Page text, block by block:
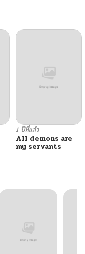
1 ปีที่แล้ว
All demons are
my servants